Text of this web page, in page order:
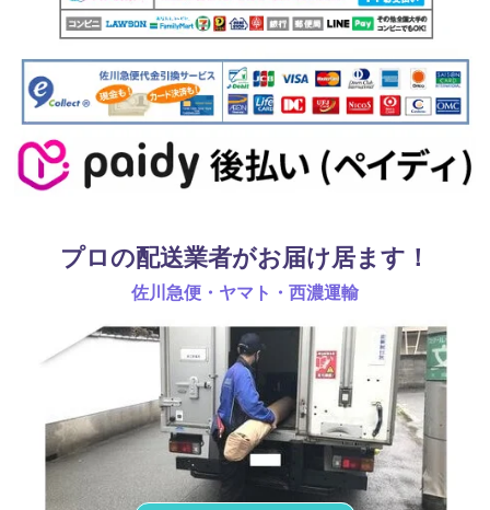
プロの配送業者がお届け居ます！
佐川急便・ヤマト・西濃運輸